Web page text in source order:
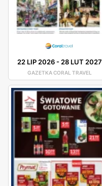
22 LIP 2026- 28 LUT 2027
GAZETKA CORAL TRAVEL